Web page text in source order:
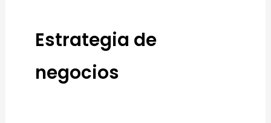
Estrategia de
negocios